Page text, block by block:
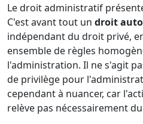
Le droit administratif
C'est avant tout un droit
indépendant du droit privé,
ensemble de règles
l'administration. Il ne s'agit
de privilège pour
cependant à nuancer, car
relève pas nécessairement